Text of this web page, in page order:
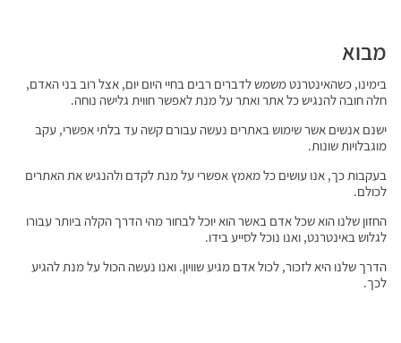
בלוג
צור קשר
מבוא
בימינו, כשהאינטרנט משמש לדברים רבים בחיי היום יום, אצל רוב בני האדם,
חלה חובה להנגיש כל אתר ואתר על מנת לאפשר חווית גלישה נוחה.
ישנם אנשים אשר שימוש באתרים נעשה עבורם קשה עד בלתי אפשרי, עקב
מוגבלויות שונות.
בעקבות כך, אנו עושים כל מאמץ אפשרי על מנת לקדם ולהנגיש את האתרים
לכולם.
החזון שלנו הוא שכל אדם באשר הוא יוכל לבחור מהי הדרך הקלה ביותר עבורו
לגלוש באינטרנט, ואנו נוכל לסייע בידו.
הדרך שלנו היא לזכור, לכול אדם מגיע שוויון. ואנו נעשה הכול על מנת להגיע
לכך.